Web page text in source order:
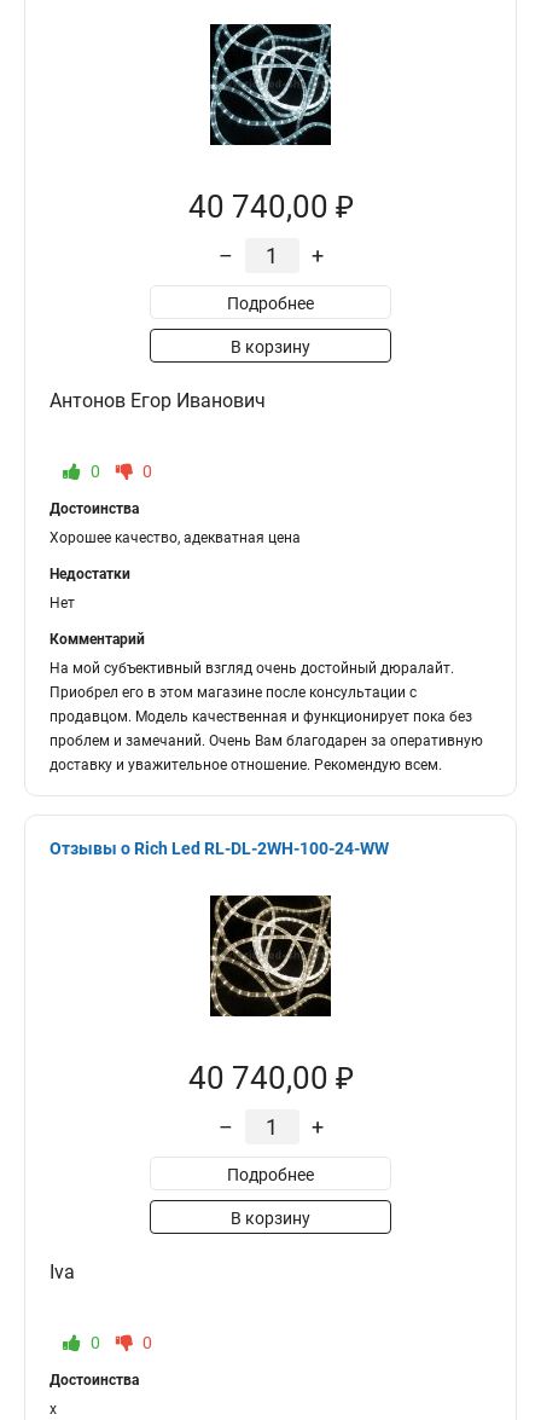
40 740,00 ₽
– +
Подробнее
В корзину
Антонов Егор Иванович
0 0
Достоинства
Хорошее качество, адекватная цена
Недостатки
Нет
Комментарий
На мой субъективный взгляд очень достойный дюралайт.
Приобрел его в этом магазине после консультации с
продавцом. Модель качественная и функционирует пока без
проблем и замечаний. Очень Вам благодарен за оперативную
доставку и уважительное отношение. Рекомендую всем.
Отзывы о Rich Led RL-DL-2WH-100-24-WW
40 740,00 ₽
– +
Подробнее
В корзину
Iva
0 0
Достоинства
x